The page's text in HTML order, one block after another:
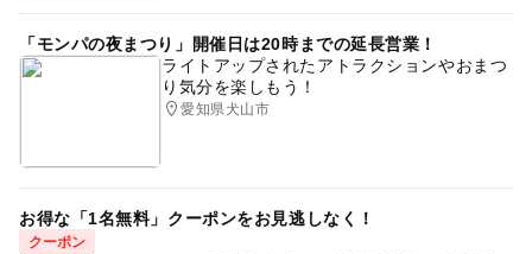
「モンパの夜まつり」開催日は20時までの延長営業！
ライトアップされたアトラクションやおまつ
り気分を楽しもう！
愛知県犬山市
お得な「1名無料」クーポンをお見逃しなく！
クーポン